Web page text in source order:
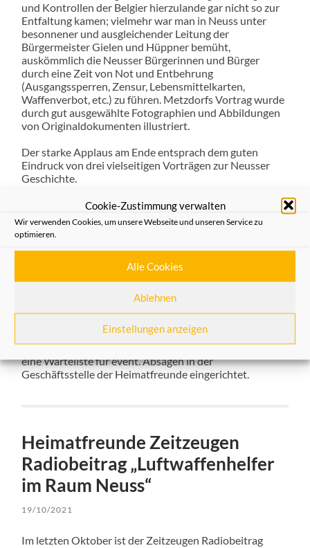
Cookie-Zustimmung verwalten
Wir verwenden Cookies, um unsere Webseite und unseren Service zu
optimieren.
Alle Cookies
Ablehnen
Einstellungen anzeigen
und Kontrollen der Belgier hierzulande gar nicht so zur
Entfaltung kamen; vielmehr war man in Neuss unter
besonnener und ausgleichender Leitung der
Bürgermeister Gielen und Hüppner bemüht,
auskömmlich die Neusser Bürgerinnen und Bürger
durch eine Zeit von Not und Entbehrung
(Ausgangssperren, Zensur, Lebensmittelkarten,
Waffenverbot, etc.) zu führen. Metzdorfs Vortrag wurde
durch gut ausgewählte Fotographien und Abbildungen
von Originaldokumenten illustriert.
Der starke Applaus am Ende entsprach dem guten
Eindruck von drei vielseitigen Vorträgen zur Neusser
Geschichte.
Information zum „Historischen
Abend“ am 26.10.2021
Veranstaltung „Historischer Abend“ 2021. Leider sind
alle verfügbaren 100 Gästeplätze vergeben. Wir haben
eine Warteliste für event. Absagen in der
Geschäftsstelle der Heimatfreunde eingerichtet.
Heimatfreunde Zeitzeugen
Radiobeitrag „Luftwaffenhelfer
im Raum Neuss“
19/10/2021
Im letzten Oktober ist der Zeitzeugen Radiobeitrag